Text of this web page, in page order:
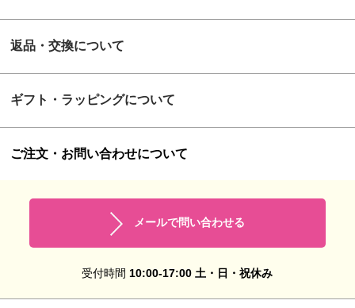
返品・交換について
ギフト・ラッピングについて
ご注文・お問い合わせについて
メールで問い合わせる
受付時間 10:00-17:00 土・日・祝休み